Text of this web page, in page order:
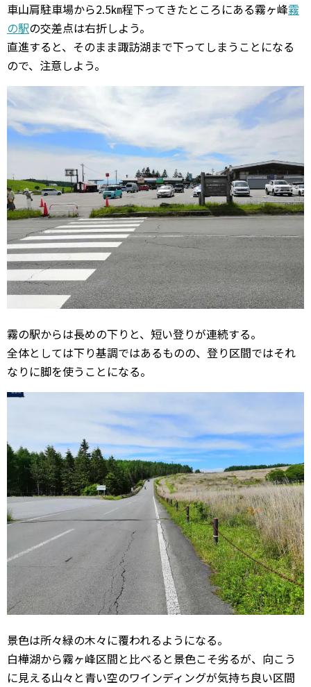
車山肩駐車場から2.5㎞程下ってきたところにある霧ヶ峰霧
の駅の交差点は右折しよう。
直進すると、そのまま諏訪湖まで下ってしまうことになる
ので、注意しよう。
霧の駅からは長めの下りと、短い登りが連続する。
全体としては下り基調ではあるものの、登り区間ではそれ
なりに脚を使うことになる。
景色は所々緑の木々に覆われるようになる。
白樺湖から霧ヶ峰区間と比べると景色こそ劣るが、向こう
に見える山々と青い空のワインディングが気持ち良い区間